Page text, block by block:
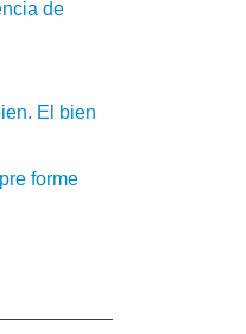
de
El bien
forme